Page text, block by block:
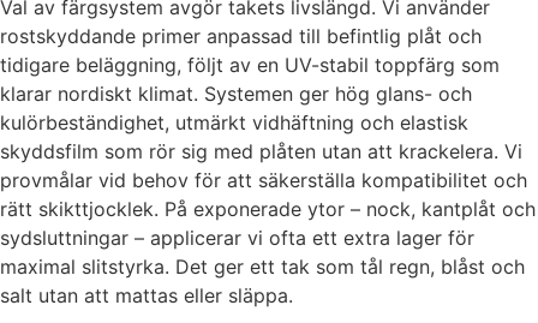
Val av färgsystem avgör takets livslängd. Vi använder
rostskyddande primer anpassad till befintlig plåt och
tidigare beläggning, följt av en UV-stabil toppfärg som
klarar nordiskt klimat. Systemen ger hög glans- och
kulörbeständighet, utmärkt vidhäftning och elastisk
skyddsfilm som rör sig med plåten utan att krackelera. Vi
provmålar vid behov för att säkerställa kompatibilitet och
rätt skikttjocklek. På exponerade ytor – nock, kantplåt och
sydsluttningar – applicerar vi ofta ett extra lager för
maximal slitstyrka. Det ger ett tak som tål regn, blåst och
salt utan att mattas eller släppa.